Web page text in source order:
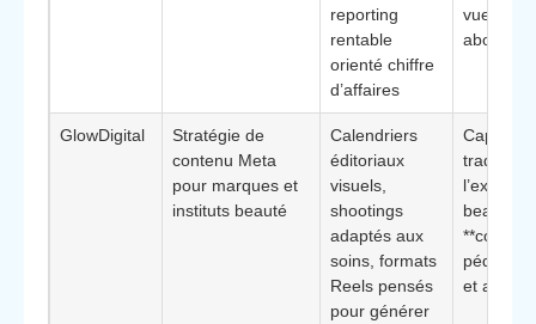
reporting
rentable
orienté chiffre
d’affaires
vues ou
abonnés
GlowDigital
Stratégie de
contenu Meta
pour marques et
instituts beauté
Calendriers
éditoriaux
visuels,
shootings
adaptés aux
soins, formats
Reels pensés
pour générer
Capacité
traduire
beauté
et